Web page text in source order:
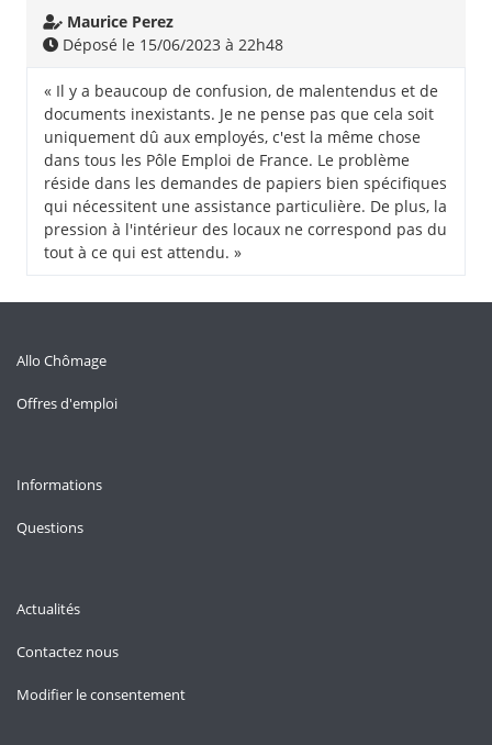
Maurice Perez
Déposé le 15/06/2023 à 22h48
« Il y a beaucoup de confusion, de malentendus et de
documents inexistants. Je ne pense pas que cela soit
uniquement dû aux employés, c'est la même chose
dans tous les Pôle Emploi de France. Le problème
réside dans les demandes de papiers bien spécifiques
qui nécessitent une assistance particulière. De plus, la
pression à l'intérieur des locaux ne correspond pas du
tout à ce qui est attendu. »
Allo Chômage
Offres d'emploi
Informations
Questions
Actualités
Contactez nous
Modifier le consentement